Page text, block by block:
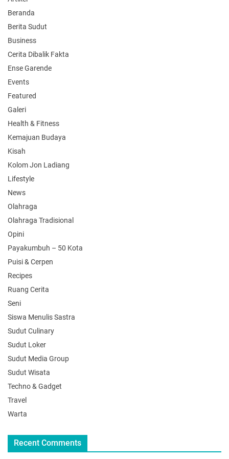
Beranda
Berita Sudut
Business
Cerita Dibalik Fakta
Ense Garende
Events
Featured
Galeri
Health & Fitness
Kemajuan Budaya
Kisah
Kolom Jon Ladiang
Lifestyle
News
Olahraga
Olahraga Tradisional
Opini
Payakumbuh – 50 Kota
Puisi & Cerpen
Recipes
Ruang Cerita
Seni
Siswa Menulis Sastra
Sudut Culinary
Sudut Loker
Sudut Media Group
Sudut Wisata
Techno & Gadget
Travel
Warta
Recent Comments